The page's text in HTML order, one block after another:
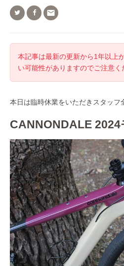

本記事は最新の更新から1年以上
い可能性がありますのでご注意く
本日は臨時休業をいただきスタッフ
CANNONDALE